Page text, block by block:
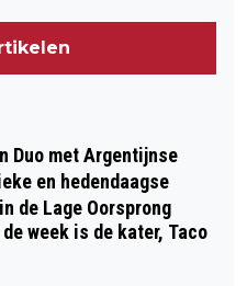
Duo met Argentijnse
en hedendaagse
de Lage Oorsprong
week is de kater, Taco